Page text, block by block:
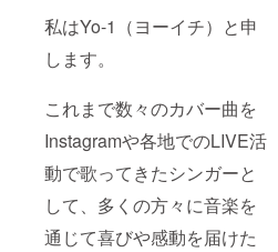
私はYo-1（ヨーイチ）と申
します。
これまで数々のカバー曲を
Instagramや各地でのLIVE活
動で歌ってきたシンガーと
して、多くの方々に音楽を
通じて喜びや感動を届けた